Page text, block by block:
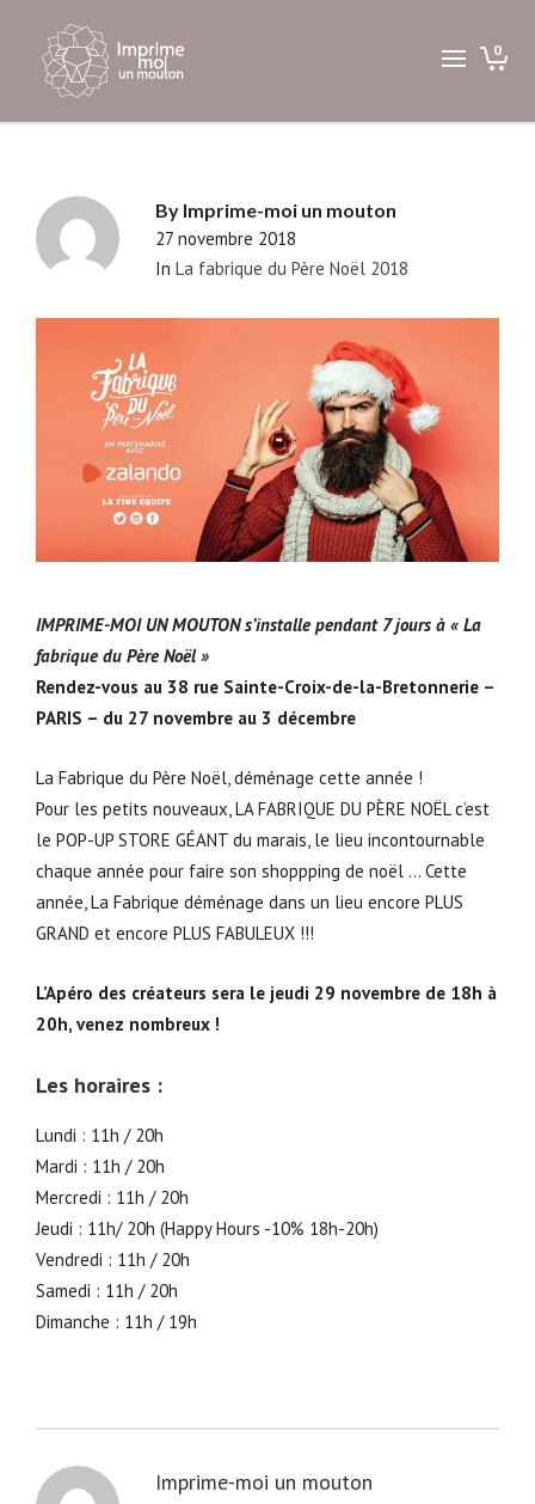
0
By Imprime-moi un mouton
27 novembre 2018
In La fabrique du Père Noël 2018
IMPRIME-MOI UN MOUTON s’installe pendant 7 jours à « La
fabrique du Père Noël »
Rendez-vous au 38 rue Sainte-Croix-de-la-Bretonnerie –
PARIS – du 27 novembre au 3 décembre
La Fabrique du Père Noël, déménage cette année !
Pour les petits nouveaux, LA FABRIQUE DU PÈRE NOËL c’est
le POP-UP STORE GÉANT du marais, le lieu incontournable
chaque année pour faire son shoppping de noël … Cette
année, La Fabrique déménage dans un lieu encore PLUS
GRAND et encore PLUS FABULEUX !!!
L’Apéro des créateurs sera le jeudi 29 novembre de 18h à
20h, venez nombreux !
Les horaires :
Lundi : 11h / 20h
Mardi : 11h / 20h
Mercredi : 11h / 20h
Jeudi : 11h/ 20h (Happy Hours -10% 18h-20h)
Vendredi : 11h / 20h
Samedi : 11h / 20h
Dimanche : 11h / 19h
Imprime-moi un mouton